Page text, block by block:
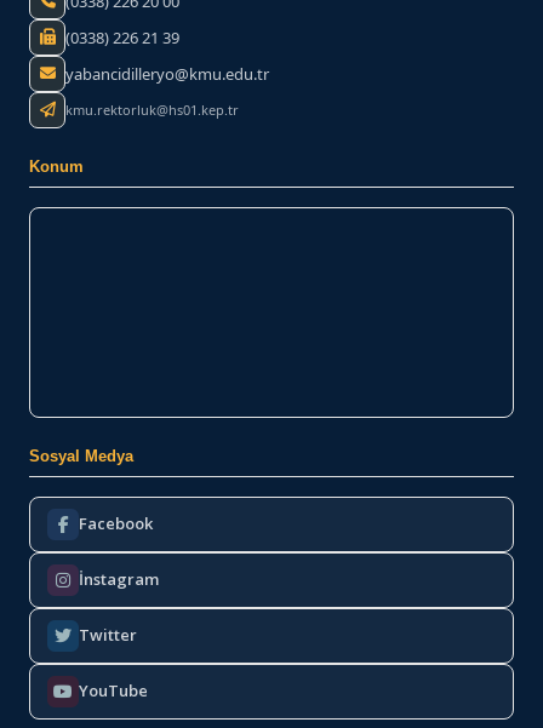
(0338) 226 21 39
yabancidilleryo@kmu.edu.tr
kmu.rektorluk@hs01.kep.tr
Konum
Sosyal Medya
Facebook
İnstagram
Twitter
YouTube